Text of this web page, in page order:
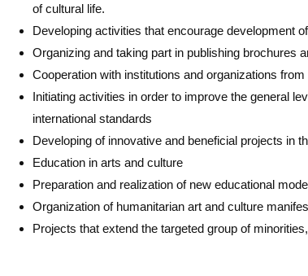
of cultural life.
Developing activities that encourage development
Organizing and taking part in publishing brochures
Cooperation with institutions and organizations
Initiating activities in order to improve the general
international standards
Developing of innovative and beneficial projects in
Education in arts and culture
Preparation and realization of new educational
Organization of humanitarian art and culture
Projects that extend the targeted group of